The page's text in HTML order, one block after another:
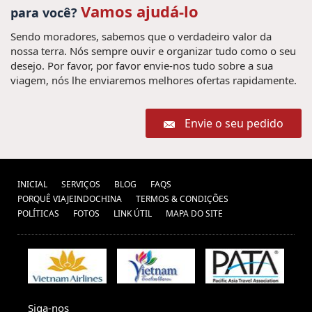
para você? Vamos ajudá-lo
Sendo moradores, sabemos que o verdadeiro valor da
nossa terra. Nós sempre ouvir e organizar tudo como o seu
desejo. Por favor, por favor envie-nos tudo sobre a sua
viagem, nós lhe enviaremos melhores ofertas rapidamente.
Envie o seu pedido
INICIAL SERVIÇOS BLOG
FAQS
PORQUÊ VIAJEINDOCHINA
TERMOS & CONDIÇÕES
POLÍTICAS
FOTOS LINK ÚTIL MAPA DO SITE
Siga-nos